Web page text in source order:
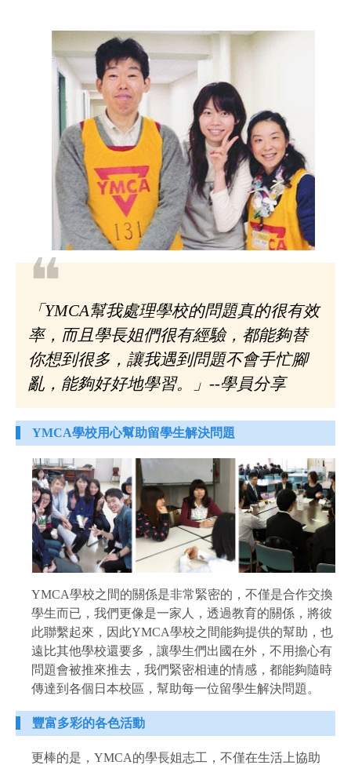
❝
「YMCA幫我處理學校的問題真的很有效
率，而且學長姐們很有經驗，都能夠替
你想到很多，讓我遇到問題不會手忙腳
亂，能夠好好地學習。」--學員分享
YMCA學校用心幫助留學生解決問題
YMCA學校之間的關係是非常緊密的，不僅是合作交換
學生而已，我們更像是一家人，透過教育的關係，將彼
此聯繫起來，因此YMCA學校之間能夠提供的幫助，也
遠比其他學校還要多，讓學生們出國在外，不用擔心有
問題會被推來推去，我們緊密相連的情感，都能夠隨時
傳達到各個日本校區，幫助每一位留學生解決問題。
豐富多彩的各色活動
更棒的是，YMCA的學長姐志工，不僅在生活上協助